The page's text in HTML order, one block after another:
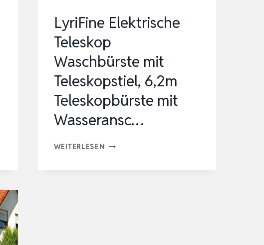
LyriFine Elektrische
Teleskop
Waschbürste mit
Teleskopstiel, 6,2m
Teleskopbürste mit
Wasseransc…
WEITERLESEN LYRIFINE